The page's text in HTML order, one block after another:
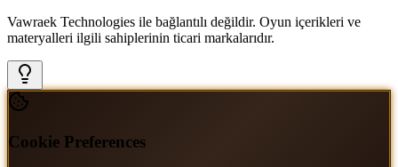
Vawraek Technologies ile bağlantılı değildir. Oyun içerikleri ve
materyalleri ilgili sahiplerinin ticari markalarıdır.
Cookie Preferences